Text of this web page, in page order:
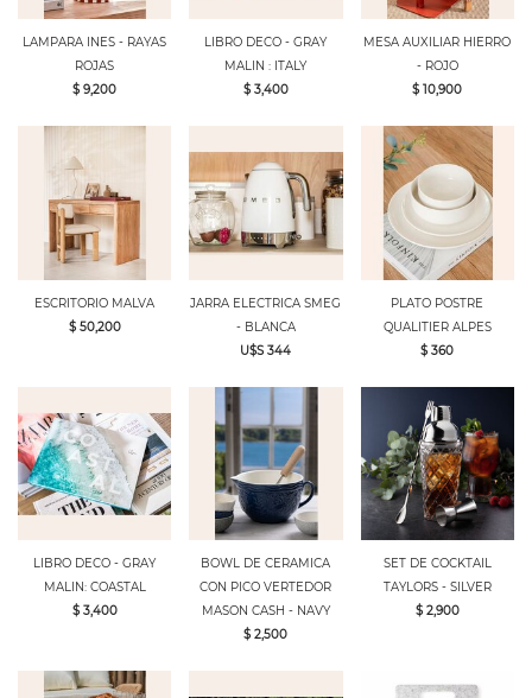
LAMPARA INES - RAYAS
ROJAS
$ 9,200
LIBRO DECO - GRAY
MALIN : ITALY
$ 3,400
MESA AUXILIAR HIERRO
- ROJO
$ 10,900
ESCRITORIO MALVA
$ 50,200
JARRA ELECTRICA SMEG
- BLANCA
U$S 344
PLATO POSTRE
QUALITIER ALPES
$ 360
LIBRO DECO - GRAY
MALIN: COASTAL
$ 3,400
BOWL DE CERAMICA
CON PICO VERTEDOR
MASON CASH - NAVY
$ 2,500
SET DE COCKTAIL
TAYLORS - SILVER
$ 2,900